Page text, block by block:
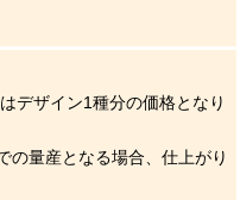
デザイン1種分の価格となり
の量産となる場合、仕上がり